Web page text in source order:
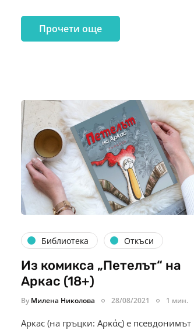
Прочети още
Библиотека Откъси
Из комикса „Петелът“ на
Аркас (18+)
By Милена Николова 28/08/2021 1 мин.
Аркас (на гръцки: Αρκάς) е псевдонимът